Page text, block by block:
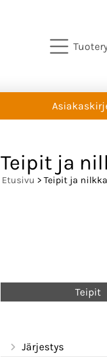
Teipit ja
Etusivu > Teipit ja
Teipit
Järjestys